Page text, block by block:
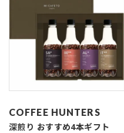
COFFEE HUNTERS
深煎り おすすめ4本ギフト